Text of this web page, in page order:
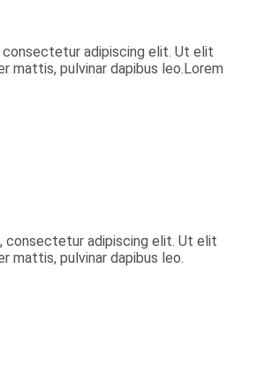
adipiscing elit. Ut elit
mattis, pulvinar dapibus leo.Lorem
consectetur adipiscing elit. Ut elit
mattis, pulvinar dapibus leo.